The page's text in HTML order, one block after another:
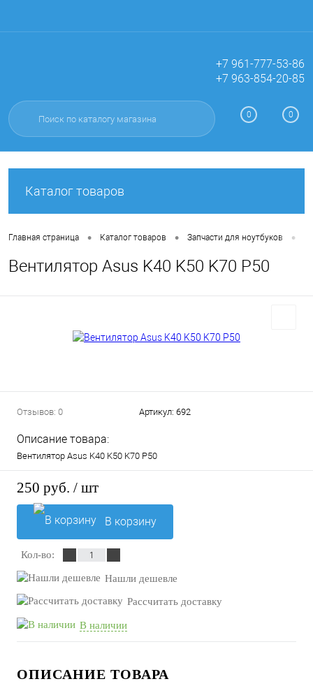
Вход Регистрация
+7 961-777-53-86
+7 963-854-20-85
0 0
Каталог товаров
Главная страница • Каталог товаров • Запчасти для ноутбуков •
Вентилятор Asus K40 K50 K70 P50
Отзывов: 0 Артикул: 692
Описание товара:
Вентилятор Asus K40 K50 K70 P50
250 руб. / шт
В корзину
Кол-во:
Нашли дешевле
Рассчитать доставку
В наличии
ОПИСАНИЕ ТОВАРА